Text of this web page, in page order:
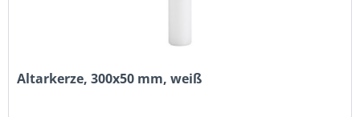
Altarkerze, 300x50 mm, weiß